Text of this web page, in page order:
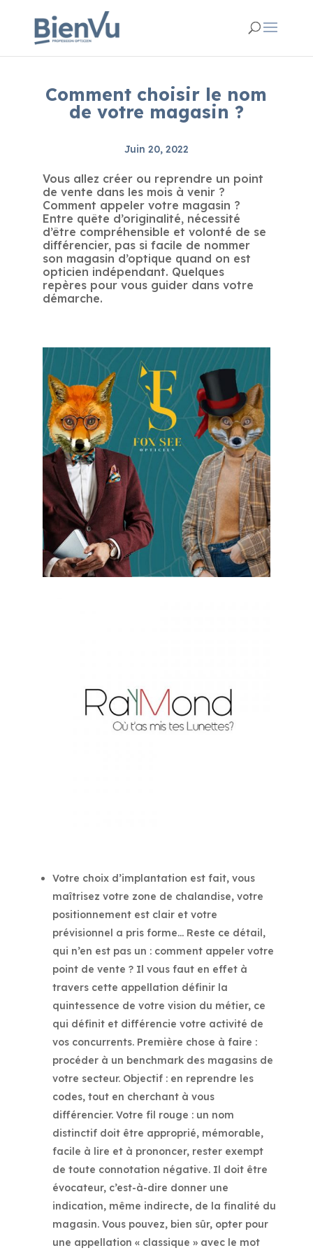
Comment choisir le nom
de votre magasin ?
Juin 20, 2022
Vous allez créer ou reprendre un point
de vente dans les mois à venir ?
Comment appeler votre magasin ?
Entre quête d’originalité, nécessité
d’être compréhensible et volonté de se
différencier, pas si facile de nommer
son magasin d’optique quand on est
opticien indépendant. Quelques
repères pour vous guider dans votre
démarche.
Votre choix d’implantation est fait, vous
maîtrisez votre zone de chalandise, votre
positionnement est clair et votre
prévisionnel a pris forme… Reste ce détail,
qui n’en est pas un : comment appeler votre
point de vente ? Il vous faut en effet à
travers cette appellation définir la
quintessence de votre vision du métier, ce
qui définit et différencie votre activité de
vos concurrents. Première chose à faire :
procéder à un benchmark des magasins de
votre secteur. Objectif : en reprendre les
codes, tout en cherchant à vous
différencier. Votre fil rouge : un nom
distinctif doit être approprié, mémorable,
facile à lire et à prononcer, rester exempt
de toute connotation négative. Il doit être
évocateur, c’est-à-dire donner une
indication, même indirecte, de la finalité du
magasin. Vous pouvez, bien sûr, opter pour
une appellation « classique » avec le mot